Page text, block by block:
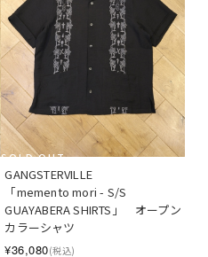
SOLD OUT
GANGSTERVILLE
「memento mori - S/S
GUAYABERA SHIRTS」　オープン
カラーシャツ
¥36,080(税込)